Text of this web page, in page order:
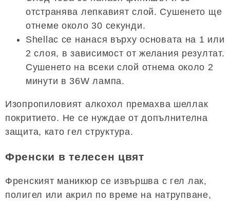
отстранява лепкавият слой. Сушенето ще
отнеме около 30 секунди.
Shellac се нанася върху основата на 1 или
2 слоя, в зависимост от желания резултат.
Сушенето на всеки слой отнема около 2
минути в 36W лампа.
Изопропиловият алкохол премахва шеллак
покритието. Не се нуждае от допълнителна
защита, като гел структура.
Френски в телесен цвят
Френският маникюр се извършва с гел лак,
полигел или акрил по време на натрупване,